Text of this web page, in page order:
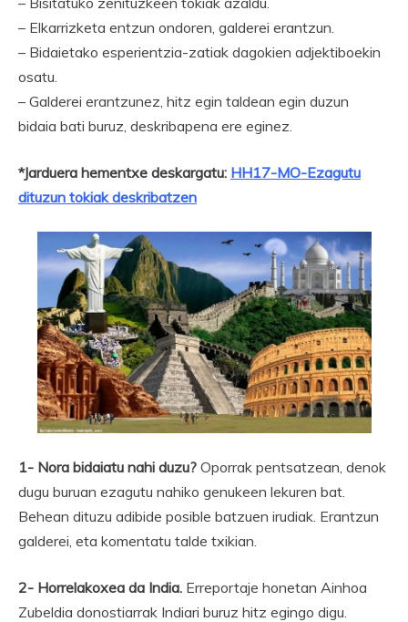
– Elkarrizketa entzun ondoren, galderei erantzun.
– Bidaietako esperientzia-zatiak dagokien adjektiboekin
osatu.
– Galderei erantzunez, hitz egin taldean egin duzun
bidaia bati buruz, deskribapena ere eginez.
*Jarduera hementxe deskargatu: HH17-MO-Ezagutu
dituzun tokiak deskribatzen
1- Nora bidaiatu nahi duzu? Oporrak pentsatzean, denok
dugu buruan ezagutu nahiko genukeen lekuren bat.
Behean dituzu adibide posible batzuen irudiak. Erantzun
galderei, eta komentatu talde txikian.
2- Horrelakoxea da India. Erreportaje honetan Ainhoa
Zubeldia donostiarrak Indiari buruz hitz egingo digu.